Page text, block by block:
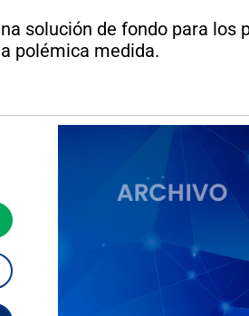
solución de fondo para
polémica medida.